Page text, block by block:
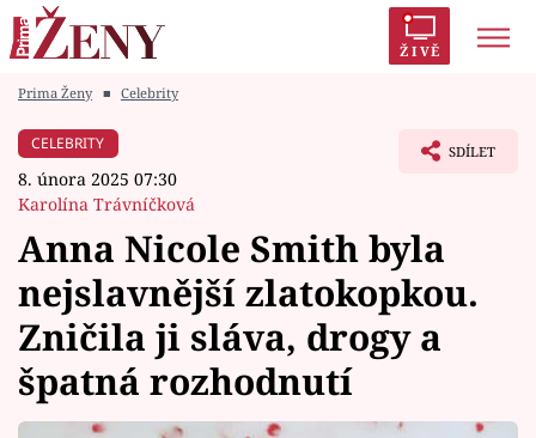
ŽIVĚ
Módní alarm
Témata
Celebrity
Vztahy
Prima Ženy ■ Celebrity
CELEBRITY
8. února 2025 07:30
Karolína Trávníčková
SDÍLET
Anna Nicole Smith byla
nejslavnější zlatokopkou.
Zničila ji sláva, drogy a
špatná rozhodnutí